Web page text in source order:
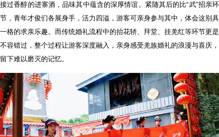
接过香醇的进寨酒，品味其中蕴含的深厚情谊。紧随其后的比“武”招亲环
节，青年才俊们各展身手，活力四溢，游客可亲身参与其中，体会这别具
一格的求亲乐趣。而传统婚礼流程中的抬花轿、拜堂、挂羌红等环节更是
不容错过，整个过程让游客深度融入，亲身感受羌族婚礼的浪漫与喜庆，
留下难以磨灭的记忆。